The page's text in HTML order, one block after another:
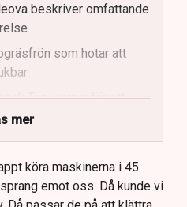
beskriver omfattande
som hotar att
Torv varnar för ett
maktlös inför
av illegal aktivism.
mer
köra maskinerna i 45
emot oss. Då kunde vi